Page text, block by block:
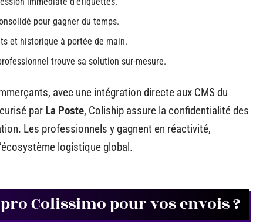
pour gagner du temps.
et historique à portée de main.
trouve sa solution sur-mesure.
avec une intégration directe aux CMS du
par La Poste, Coliship assure la confidentialité des
Les professionnels y gagnent en réactivité,
logistique global.
Colissimo pour vos envois ?